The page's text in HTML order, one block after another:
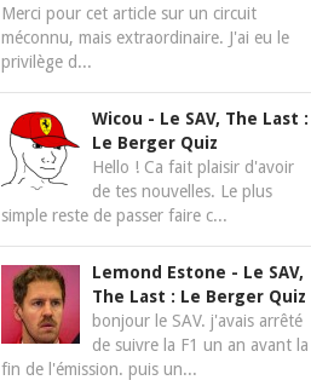
Merci pour cet article sur un circuit
méconnu, mais extraordinaire. J'ai eu le
privilège d...
Wicou - Le SAV, The Last :
Le Berger Quiz
Hello ! Ca fait plaisir d'avoir
de tes nouvelles. Le plus
simple reste de passer faire c...
Lemond Estone - Le SAV,
The Last : Le Berger Quiz
bonjour le SAV. j'avais arrêté
de suivre la F1 un an avant la
fin de l'émission. puis un...